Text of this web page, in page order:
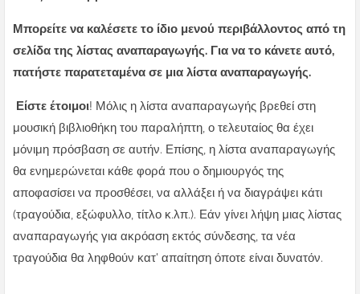
Μπορείτε να καλέσετε το ίδιο μενού περιβάλλοντος από τη
σελίδα της λίστας αναπαραγωγής. Για να το κάνετε αυτό,
πατήστε παρατεταμένα σε μια λίστα αναπαραγωγής.
Είστε έτοιμοι! Μόλις η λίστα αναπαραγωγής βρεθεί στη
μουσική βιβλιοθήκη του παραλήπτη, ο τελευταίος θα έχει
μόνιμη πρόσβαση σε αυτήν. Επίσης, η λίστα αναπαραγωγής
θα ενημερώνεται κάθε φορά που ο δημιουργός της
αποφασίσει να προσθέσει, να αλλάξει ή να διαγράψει κάτι
(τραγούδια, εξώφυλλο, τίτλο κ.λπ.). Εάν γίνει λήψη μιας λίστας
αναπαραγωγής για ακρόαση εκτός σύνδεσης, τα νέα
τραγούδια θα ληφθούν κατ' απαίτηση όποτε είναι δυνατόν.